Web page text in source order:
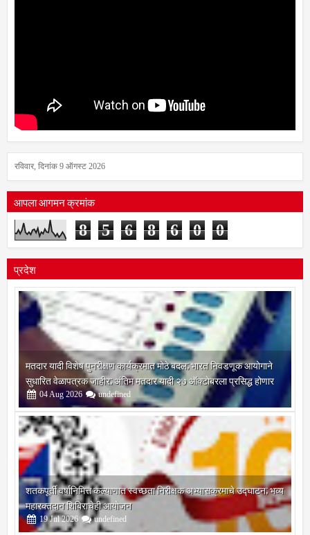
रविवार, दिनांक 9 ऑगस्ट 2026
आपला आगमन क्रमांक
8 5 6 8 6 0 0
प्रदेश
मतदार यादी विशेष पुनरीक्षण कार्यक्रमात मोठे बदल; भारत निवडणूक आयोगाने
सुधारित वेळापत्रक जाहीर; अंतिम मतदार यादी २७ ऑक्टोबरला प्रसिद्ध होणार
04 Aug 2026 undefined
शतकपूर्ती वर्षानिमित्त कल्याणात स्वच्छता निरीक्षक अभ्यासक्रमाचे उद्घाटन; भव्य
महारक्तदान शिबिराचेही आयोजन
19 Jul 2026 undefined